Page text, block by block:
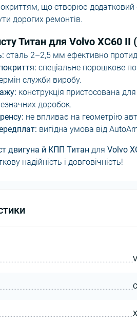
що створює додатковий
дорогих ремонтів.
Титан для Volvo XC60 II
сталь 2–2,5 мм ефективно
спеціальне порошкове
служби виробу.
конструкція пристосована
доробок.
не впливає на геометрію
вигідна умова від
двигуна й КПП Титан для Volvo
надійність і довговічність!